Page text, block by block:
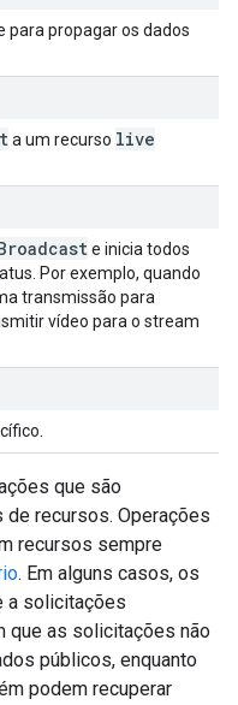
para propagar os dados
a um recurso live
e inicia todos
Por exemplo, quando
transmissão para
vídeo para o stream
que são
recursos. Operações
recursos sempre
. Em alguns casos, os
a solicitações
que as solicitações não
públicos, enquanto
podem recuperar